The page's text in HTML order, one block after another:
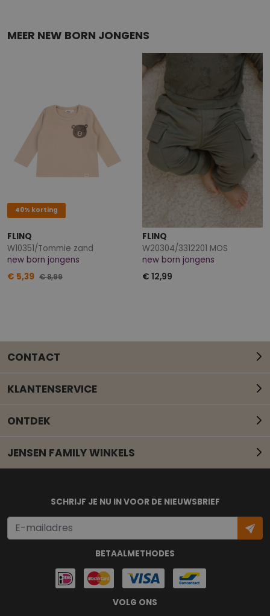
MEER NEW BORN JONGENS
40% korting
FLINQ
W10351/Tommie zand
new born jongens
€ 5,39 € 8,99
FLINQ
W20304/3312201 MOS
new born jongens
€ 12,99
CONTACT
Mail onze klantenservice
KLANTENSERVICE
ONTDEK
JENSEN FAMILY WINKELS
BETAALMETHODES
SCHRIJF JE NU IN VOOR DE NIEUWSBRIEF
VOLG ONS